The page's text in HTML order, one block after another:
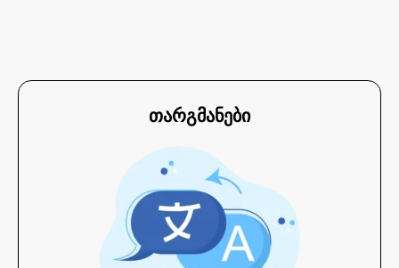
თარგმანები